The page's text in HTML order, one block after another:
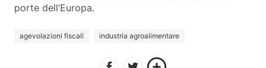
porte dell’Europa.
agevolazioni fiscali industria agroalimentare